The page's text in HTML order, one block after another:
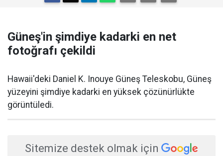
Güneş'in şimdiye kadarki en net
fotoğrafı çekildi
Hawaii'deki Daniel K. Inouye Güneş Teleskobu, Güneş
yüzeyini şimdiye kadarki en yüksek çözünürlükte
görüntüledi.
Sitemize destek olmak için